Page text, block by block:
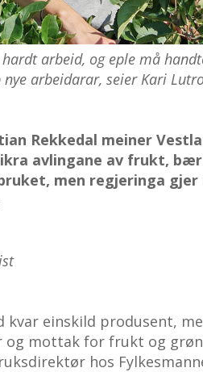
arbeid, og eple må
arbeidarar, seier Kari
Rekkedal meiner
avlingane av frukt,
men regjeringa
kvar einskild produsent,
mottak for frukt og
hos